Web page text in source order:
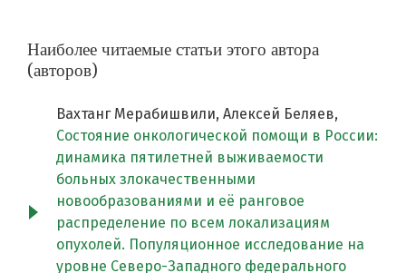
Наиболее читаемые статьи этого автора
(авторов)
Вахтанг Мерабишвили, Алексей Беляев,
Состояние онкологической помощи в России:
динамика пятилетней выживаемости
больных злокачественными
новообразованиями и её ранговое
распределение по всем локализациям
опухолей. Популяционное исследование на
уровне Северо-Западного федерального